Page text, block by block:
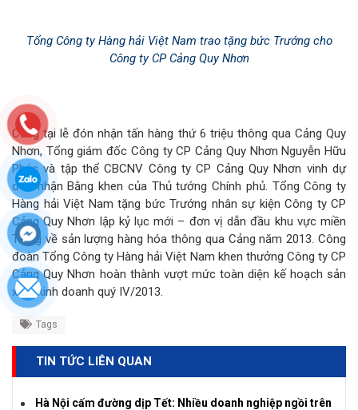
Tổng Công ty Hàng hải Việt Nam trao tặng bức Trướng cho
Công ty CP Cảng Quy Nhơn
Cũng tại lễ đón nhận tấn hàng thứ 6 triệu thông qua Cảng Quy
Nhơn, Tổng giám đốc Công ty CP Cảng Quy Nhơn Nguyễn Hữu
Phúc và tập thể CBCNV Công ty CP Cảng Quy Nhơn vinh dự
đón nhận Bằng khen của Thủ tướng Chính phủ. Tổng Công ty
Hàng hải Việt Nam tặng bức Trướng nhân sự kiện Công ty CP
Cảng Quy Nhơn lập kỷ lục mới – đơn vị dẫn đầu khu vực miền
Trung về sản lượng hàng hóa thông qua Cảng năm 2013. Công
đoàn Tổng Công ty Hàng hải Việt Nam khen thưởng Công ty CP
Cảng Quy Nhơn hoàn thành vượt mức toàn diện kế hoạch sản
xuất kinh doanh quý IV/2013.
Tags
TIN TỨC LIÊN QUAN
Hà Nội cấm đường dịp Tết: Nhiều doanh nghiệp ngồi trên